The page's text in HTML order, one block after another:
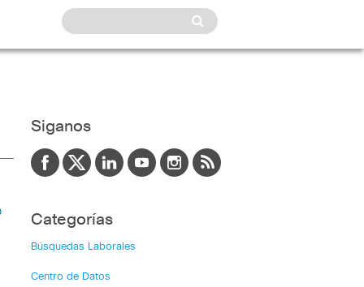
Siganos
Categorías
Búsquedas Laborales
Centro de Datos